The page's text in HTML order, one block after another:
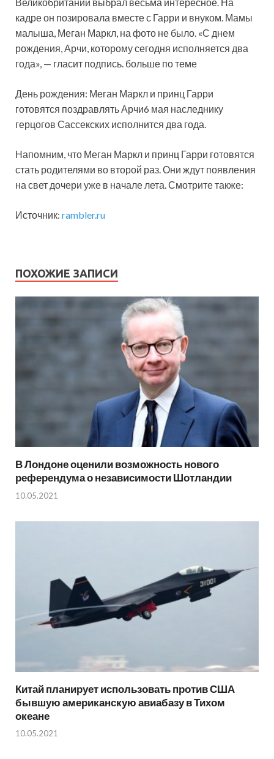
Великобритании выбрал весьма интересное. На
кадре он позировала вместе с Гарри и внуком. Мамы
малыша, Меган Маркл, на фото не было. «С днем
рождения, Арчи, которому сегодня исполняется два
года», — гласит подпись. больше по теме
День рождения: Меган Маркл и принц Гарри
готовятся поздравлять Арчи6 мая наследнику
герцогов Сассекских исполнится два года.
Напомним, что Меган Маркл и принц Гарри готовятся
стать родителями во второй раз. Они ждут появления
на свет дочери уже в начале лета. Смотрите также:
Источник: rambler.ru
ПОХОЖИЕ ЗАПИСИ
В Лондоне оценили возможность нового
референдума о независимости Шотландии
10.05.2021
Китай планирует использовать против США
бывшую американскую авиабазу в Тихом
океане
10.05.2021